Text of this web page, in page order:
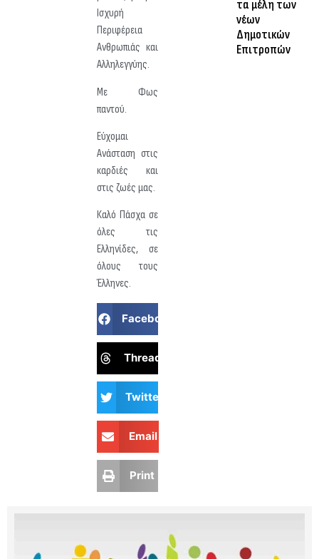
Ισχυρή
Περιφέρεια
Ανθρωπιάς και
Αλληλεγγύης.
Με Φως
παντού.
Εύχομαι
Ανάσταση στις
καρδιές και
στις ζωές μας.
Καλό Πάσχα σε
όλες τις
Ελληνίδες, σε
όλους τους
Έλληνες.
Facebook
Threads
Twitter
Email
Print
τα μέλη των
νέων
Δημοτικών
Επιτροπών